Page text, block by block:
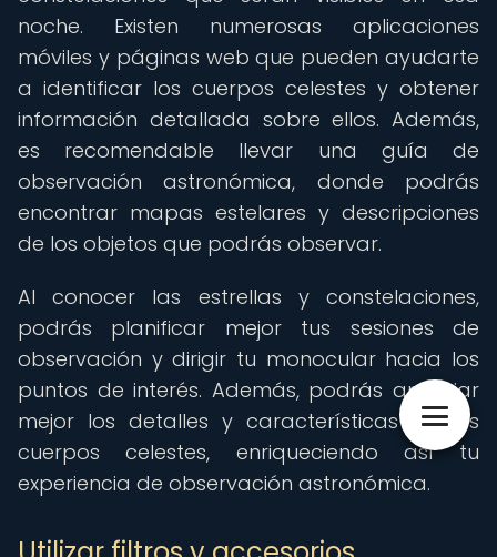
noche. Existen numerosas aplicaciones
móviles y páginas web que pueden ayudarte
a identificar los cuerpos celestes y obtener
información detallada sobre ellos. Además,
es recomendable llevar una guía de
observación astronómica, donde podrás
encontrar mapas estelares y descripciones
de los objetos que podrás observar.
Al conocer las estrellas y constelaciones,
podrás planificar mejor tus sesiones de
observación y dirigir tu monocular hacia los
puntos de interés. Además, podrás apreciar
mejor los detalles y características de los
cuerpos celestes, enriqueciendo así tu
experiencia de observación astronómica.